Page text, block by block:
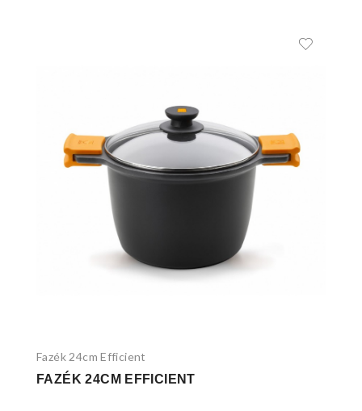
Fazék 24cm Efficient
FAZÉK 24CM EFFICIENT